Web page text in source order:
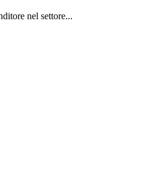
nel settore...